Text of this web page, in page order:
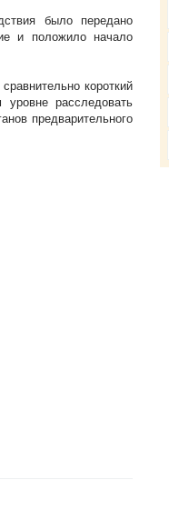
было передано
и положило начало
короткий
расследовать
предварительного